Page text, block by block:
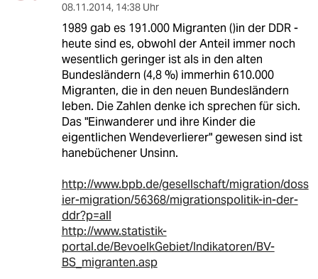
08.11.2014, 14:38 Uhr
1989 gab es 191.000 Migranten ()in der DDR -
heute sind es, obwohl der Anteil immer noch
wesentlich geringer ist als in den alten
Bundesländern (4,8 %) immerhin 610.000
Migranten, die in den neuen Bundesländern
leben. Die Zahlen denke ich sprechen für sich.
Das "Einwanderer und ihre Kinder die
eigentlichen Wendeverlierer" gewesen sind ist
hanebüchener Unsinn.
http://www.bpb.de/gesellschaft/migration/doss
ier-migration/56368/migrationspolitik-in-der-
ddr?p=all
http://www.statistik-
portal.de/BevoelkGebiet/Indikatoren/BV-
BS_migranten.asp